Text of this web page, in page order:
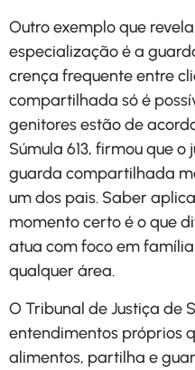
Outro exemplo que
especialização é a
crença frequente entre
compartilhada só é
genitores estão de
Súmula 613, firmou que
guarda compartilhada
um dos pais. Saber
momento certo é o que
atua com foco em
qualquer área.
O Tribunal de Justiça de
entendimentos próprios
alimentos, partilha e